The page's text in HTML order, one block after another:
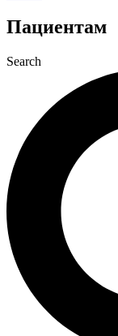
Пациентам
Search